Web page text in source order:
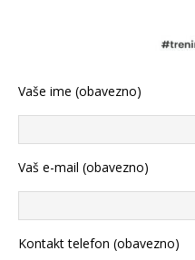
Vaše ime (obavezno)
Vaš e-mail (obavezno)
Kontakt telefon (obavezno)